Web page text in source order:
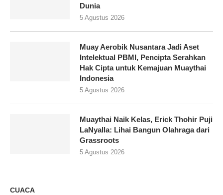
Dunia
5 Agustus 2026
Muay Aerobik Nusantara Jadi Aset
Intelektual PBMI, Pencipta Serahkan
Hak Cipta untuk Kemajuan Muaythai
Indonesia
5 Agustus 2026
Muaythai Naik Kelas, Erick Thohir Puji
LaNyalla: Lihai Bangun Olahraga dari
Grassroots
5 Agustus 2026
CUACA